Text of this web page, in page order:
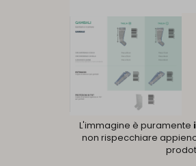
L'immagine è puramente
non rispecchiare